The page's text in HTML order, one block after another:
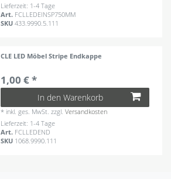
Lieferzeit: 1-4 Tage
Art. FCLLEDEINSP750MM
SKU433.9990.5.111
CLE LED Möbel Stripe Endkappe
1,00 € *
In den Warenkorb
* inkl. ges. MwSt. zzgl.Versandkosten
Lieferzeit: 1-4 Tage
Art. FCLLEDEND
SKU 1068.9990.111